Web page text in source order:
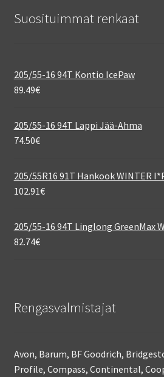
Suosituimmat renkaat
205/55-16 94T Kontio IcePaw
89.49€
205/55-16 94T Lappi Jää-Ahma
74.50€
205/55R16 91T Hankook WINTER
102.91€
205/55-16 94T Linglong GreenMax
82.74€
Rengasvalmistajat
Avon, Barum, BF Goodrich,
Profile, Compass, Continental,